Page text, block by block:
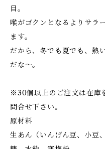
目。
喉がゴクンとなるよりサラ
ます。
だから、冬でも夏でも、熱
だな～。
※30個以上のご注文は在庫
問合せ下さい。
原材料
生あん（いんげん豆、小豆